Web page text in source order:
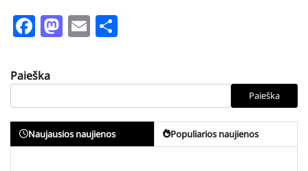
Facebook
Mastodon
Email
Paieška
Paieška
Naujausios naujienos Populiarios naujienos